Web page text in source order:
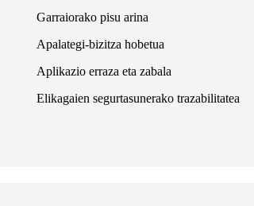
Garraiorako pisu arina
Apalategi-bizitza hobetua
Aplikazio erraza eta zabala
Elikagaien segurtasunerako trazabilitatea